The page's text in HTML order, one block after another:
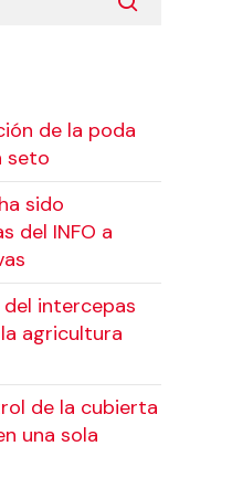
de la poda
seto
sido
del INFO a
del intercepas
agricultura
de la cubierta
una sola